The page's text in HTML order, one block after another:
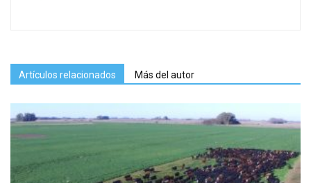
Artículos relacionados Más del autor